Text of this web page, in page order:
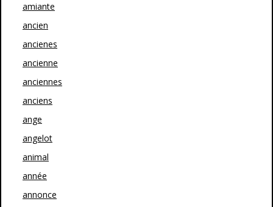
amiante
ancien
ancienes
ancienne
anciennes
anciens
ange
angelot
animal
année
annonce